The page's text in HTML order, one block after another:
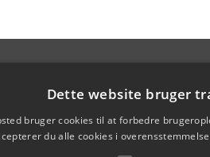
Dette website bruger
bruger cookies til at forbedre
du alle cookies i